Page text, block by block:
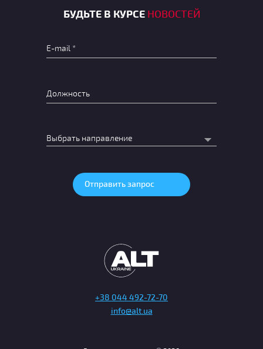
БУДЬТЕ В КУРСЕ НОВОСТЕЙ
+38 044 492-72-70
info@alt.ua